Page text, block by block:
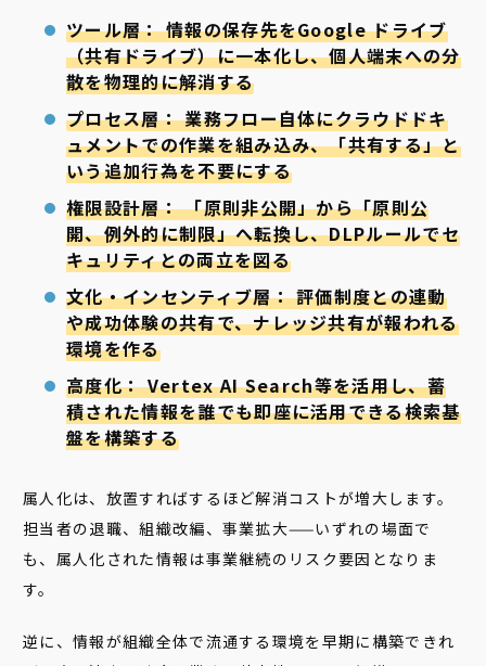
ツール層： 情報の保存先をGoogle ドライブ
（共有ドライブ）に一本化し、個人端末への分
散を物理的に解消する
プロセス層： 業務フロー自体にクラウドドキ
ュメントでの作業を組み込み、「共有する」と
いう追加行為を不要にする
権限設計層： 「原則非公開」から「原則公
開、例外的に制限」へ転換し、DLPルールでセ
キュリティとの両立を図る
文化・インセンティブ層： 評価制度との連動
や成功体験の共有で、ナレッジ共有が報われる
環境を作る
高度化： Vertex AI Search等を活用し、蓄
積された情報を誰でも即座に活用できる検索基
盤を構築する
属人化は、放置すればするほど解消コストが増大します。
担当者の退職、組織改編、事業拡大——いずれの場面で
も、属人化された情報は事業継続のリスク要因となりま
す。
逆に、情報が組織全体で流通する環境を早期に構築できれ